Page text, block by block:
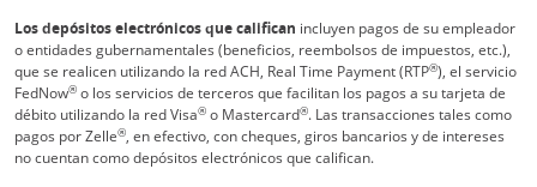
Los depósitos electrónicos que califican incluyen pagos de su empleador
o entidades gubernamentales (beneficios, reembolsos de impuestos, etc.),
que se realicen utilizando la red ACH, Real Time Payment (RTP®), el servicio
FedNow® o los servicios de terceros que facilitan los pagos a su tarjeta de
débito utilizando la red Visa® o Mastercard®. Las transacciones tales como
pagos por Zelle®, en efectivo, con cheques, giros bancarios y de intereses
no cuentan como depósitos electrónicos que califican.